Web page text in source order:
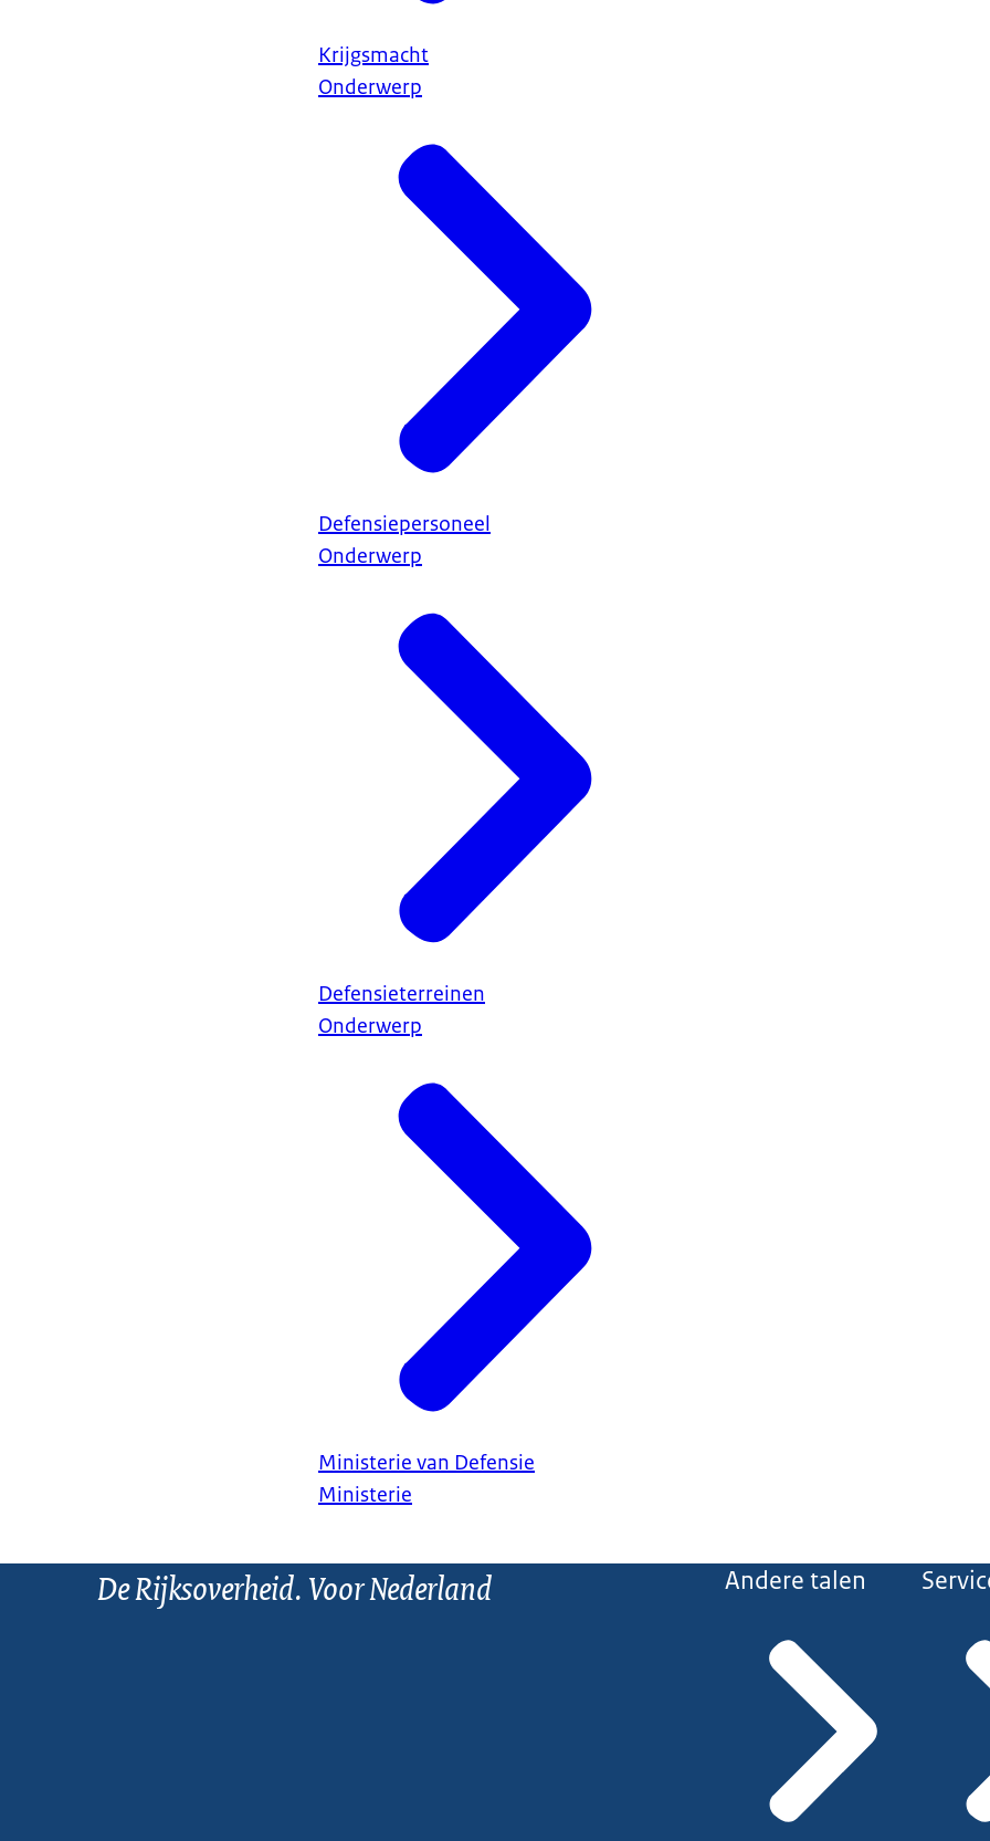
Krijgsmacht
Onderwerp
Defensiepersoneel
Onderwerp
Defensieterreinen
Onderwerp
Ministerie van Defensie
Ministerie
De Rijksoverheid. Voor Nederland Andere talen